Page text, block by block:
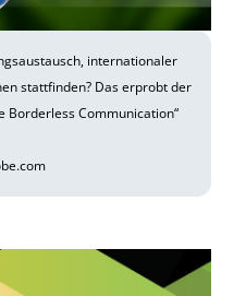
internationaler
stattfinden? Das erprobt der
Borderless Communication“